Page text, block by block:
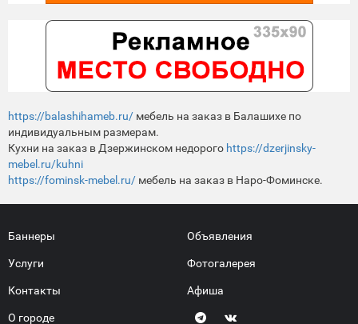
https://balashihameb.ru/ мебель на заказ в Балашихе по
индивидуальным размерам.
Кухни на заказ в Дзержинском недорого https://dzerjinsky-
mebel.ru/kuhni
https://fominsk-mebel.ru/ мебель на заказ в Наро-Фоминске.
Баннеры
Услуги
Контакты
О городе
Объявления
Фотогалерея
Афиша